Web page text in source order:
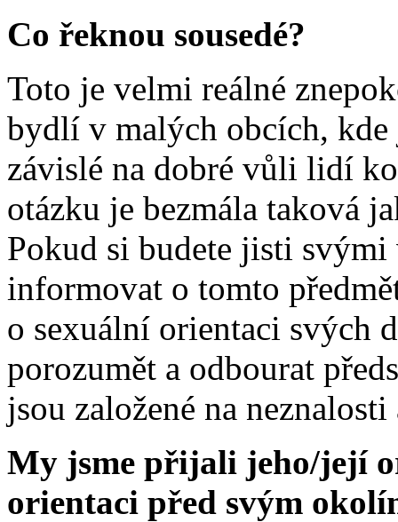
Co řeknou sousedé?
Toto je velmi reálné
bydlí v malých obcích,
závislé na dobré vůli lidí
otázku je bezmála taková
Pokud si budete jisti
informovat o tomto
o sexuální orientaci svých
porozumět a odbourat
jsou založené na neznalosti
My jsme přijali jeho/její
orientaci před svým